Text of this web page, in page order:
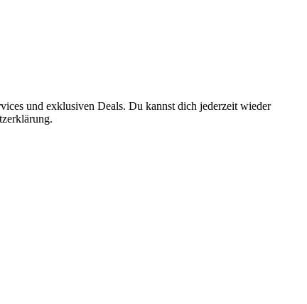
und exklusiven Deals. Du kannst dich jederzeit wieder